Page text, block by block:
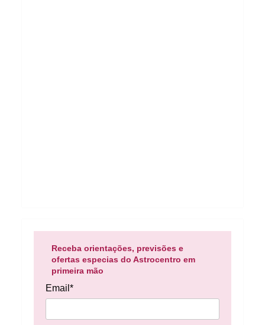
Receba orientações, previsões e
ofertas especias do Astrocentro em
primeira mão
Email*